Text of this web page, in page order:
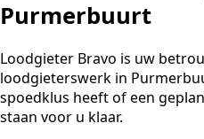
Purmerbuurt
Loodgieter Bravo is uw
loodgieterswerk in
spoedklus heeft of een
staan voor u klaar.